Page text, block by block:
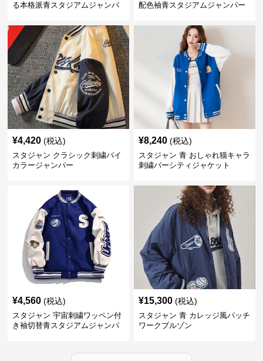
る本格派青スタジアムジャンパ
配色袖青スタジアムジャンパー
¥4,420 (税込)
スタジャン クラシック刺繍バイ
カラージャンパー
¥8,240 (税込)
スタジャン 青 おしゃれ猫キャラ
刺繍バーシティジャケット
¥4,560 (税込)
スタジャン 宇宙刺繍ワッペン付
き袖切替青スタジアムジャンパ
¥15,300 (税込)
スタジャン 青 カレッジ風パッチ
ワークブルゾン